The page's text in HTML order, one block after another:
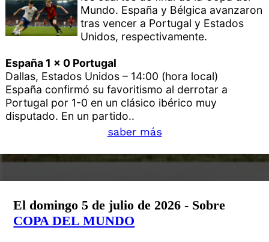
Mundo. España y Bélgica avanzaron
tras vencer a Portugal y Estados
Unidos, respectivamente.
España 1 x 0 Portugal
Dallas, Estados Unidos – 14:00 (hora local)
España confirmó su favoritismo al derrotar a
Portugal por 1-0 en un clásico ibérico muy
disputado. En un partido..
saber más
El domingo 5 de julio de 2026 - Sobre
COPA DEL MUNDO